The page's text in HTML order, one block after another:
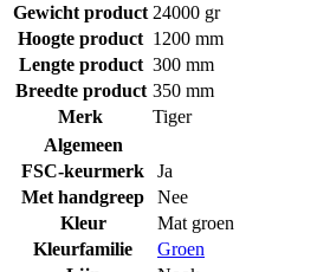
Gewicht product 24000 gr
Hoogte product 1200 mm
Lengte product 300 mm
Breedte product 350 mm
Merk
Tiger
Algemeen
FSC-keurmerk
Ja
Met handgreep
Nee
Kleur
Mat groen
Kleurfamilie
Groen